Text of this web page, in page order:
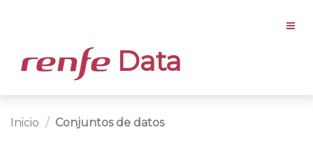
Data
Inicio Conjuntos de datos